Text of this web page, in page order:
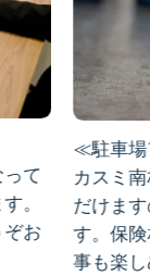
て
。
お
≪駐車
カスミ
だけま
す。保
事も楽し